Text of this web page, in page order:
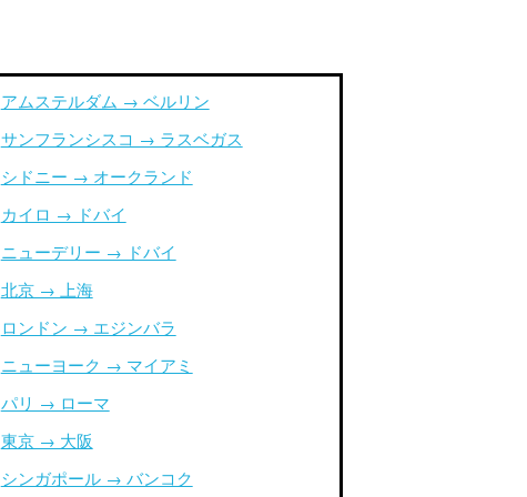
アムステルダム → ベルリン
サンフランシスコ → ラスベガス
シドニー → オークランド
カイロ → ドバイ
ニューデリー → ドバイ
北京 → 上海
ロンドン → エジンバラ
ニューヨーク → マイアミ
パリ → ローマ
東京 → 大阪
シンガポール → バンコク